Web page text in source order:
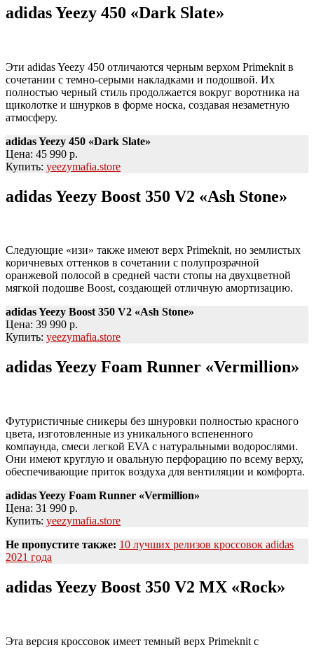
adidas Yeezy 450 «Dark Slate»
Эти adidas Yeezy 450 отличаются черным верхом Primeknit в
сочетании с темно-серыми накладками и подошвой. Их
полностью черный стиль продолжается вокруг воротника на
щиколотке и шнурков в форме носка, создавая незаметную
атмосферу.
adidas Yeezy 450 «Dark Slate»
Цена: 45 990 р.
Купить: yeezymafia.store
adidas Yeezy Boost 350 V2 «Ash Stone»
Следующие «изи» также имеют верх Primeknit, но землистых
коричневых оттенков в сочетании с полупрозрачной
оранжевой полосой в средней части стопы на двухцветной
мягкой подошве Boost, создающей отличную амортизацию.
adidas Yeezy Boost 350 V2 «Ash Stone»
Цена: 39 990 р.
Купить: yeezymafia.store
adidas Yeezy Foam Runner «Vermillion»
Футуристичные сникеры без шнуровки полностью красного
цвета, изготовленные из уникального вспененного
компаунда, смеси легкой EVA с натуральными водорослями.
Они имеют круглую и овальную перфорацию по всему верху,
обеспечивающие приток воздуха для вентиляции и комфорта.
adidas Yeezy Foam Runner «Vermillion»
Цена: 31 990 р.
Купить: yeezymafia.store
Не пропустите также: 10 лучших релизов кроссовок adidas
2021 года
adidas Yeezy Boost 350 V2 MX «Rock»
Эта версия кроссовок имеет темный верх Primeknit с